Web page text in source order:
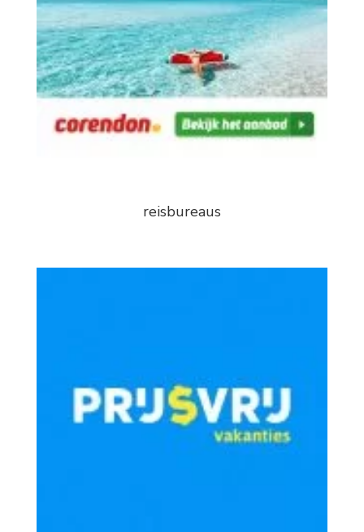
reisbureaus